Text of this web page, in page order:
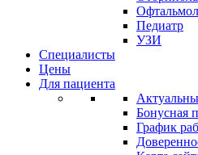
Педиатр
УЗИ
Специалисты
Цены
Для пациента
Бонусная
График